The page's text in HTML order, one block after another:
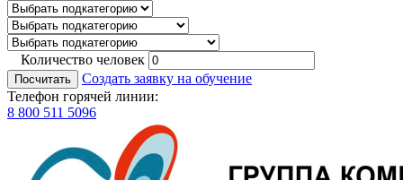
Количество человек
Посчитать
Создать заявку на обучение
Телефон горячей линии:
8 800 511 5096